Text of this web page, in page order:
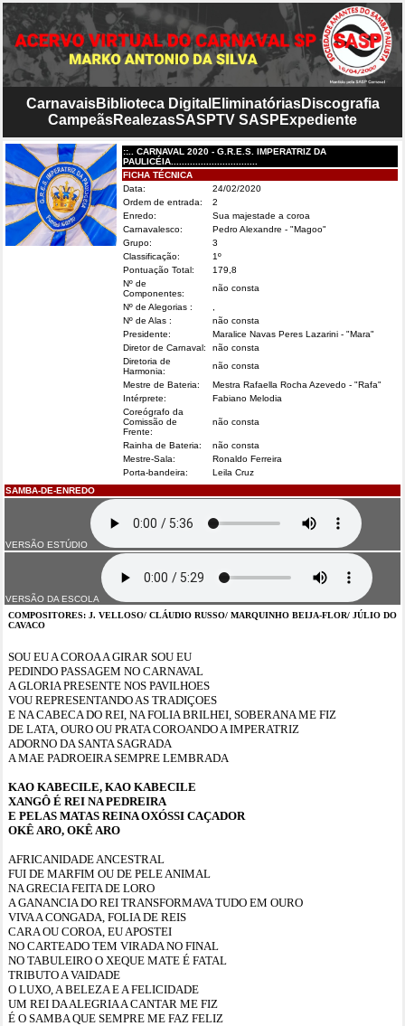
CarnavaisBiblioteca Digital EliminatóriasDiscografia
CampeãsRealezasSASPTV SASP Expediente
::.. CARNAVAL 2020 - G.R.E.S. IMPERATRIZ DA
PAULICÉIA................................
FICHA TÉCNICA
Data:
24/02/2020
Ordem de entrada:
2
Enredo:
Sua majestade a coroa
Carnavalesco:
Pedro Alexandre - "Magoo"
Grupo:
3
Classificação:
1º
Pontuação Total:
179,8
Nº de
Componentes:
não consta
Nº de Alegorias :
Nº de Alas :
não consta
Presidente:
Maralice Navas Peres Lazarini - "Mara"
Diretor de Carnaval:
não consta
Diretoria de
Harmonia:
não consta
Mestre de Bateria:
Mestra Rafaella Rocha Azevedo - "Rafa"
Intérprete:
Fabiano Melodia
Coreógrafo da
Comissão de
Frente:
não consta
Rainha de Bateria:
não consta
Mestre-Sala:
Ronaldo Ferreira
Porta-bandeira:
Leila Cruz
SAMBA-DE-ENREDO
VERSÃO ESTÚDIO
VERSÃO DA ESCOLA
COMPOSITORES: J. VELLOSO/ CLÁUDIO RUSSO/ MARQUINHO BEIJA-FLOR/ JÚLIO DO
CAVACO
SOU EU A COROA A GIRAR SOU EU
PEDINDO PASSAGEM NO CARNAVAL
A GLORIA PRESENTE NOS PAVILHOES
VOU REPRESENTANDO AS TRADIÇOES
E NA CABECA DO REI, NA FOLIA BRILHEI, SOBERANA ME FIZ
DE LATA, OURO OU PRATA COROANDO A IMPERATRIZ
ADORNO DA SANTA SAGRADA
A MAE PADROEIRA SEMPRE LEMBRADA
KAO KABECILE, KAO KABECILE
XANGÔ É REI NA PEDREIRA
E PELAS MATAS REINA OXÓSSI CAÇADOR
OKÊ ARO, OKÊ ARO
AFRICANIDADE ANCESTRAL
FUI DE MARFIM OU DE PELE ANIMAL
NA GRECIA FEITA DE LORO
A GANANCIA DO REI TRANSFORMAVA TUDO EM OURO
VIVA A CONGADA, FOLIA DE REIS
CARA OU COROA, EU APOSTEI
NO CARTEADO TEM VIRADA NO FINAL
NO TABULEIRO O XEQUE MATE É FATAL
TRIBUTO A VAIDADE
O LUXO, A BELEZA E A FELICIDADE
UM REI DA ALEGRIA A CANTAR ME FIZ
É O SAMBA QUE SEMPRE ME FAZ FELIZ